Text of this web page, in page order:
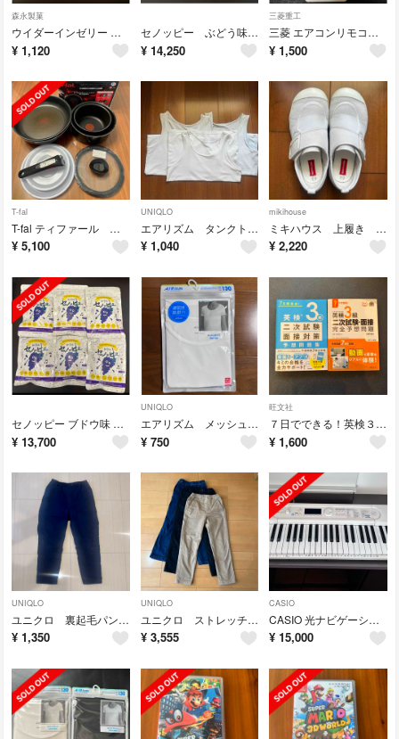
森永製菓
ウイダーインゼリー エネルギー マスカット味
¥ 1,120
セノッピー ぶどう味 6袋
¥ 14,250
三菱重工
三菱 エアコンリモコンRLA502A700W
¥ 1,500
T-fal
T-fal ティファール インジニオネオ 取っ手 鍋 蓋
¥ 5,100
UNIQLO
エアリズム タンクトップ 120 3着セット
¥ 1,040
mikihouse
ミキハウス 上履き 21cm
¥ 2,220
セノッピー ブドウ味 6袋
¥ 13,700
UNIQLO
エアリズム メッシュ Uネック 半袖
¥ 750
旺文社
７日でできる！英検３級二次試験・面接完全予想問題
¥ 1,600
UNIQLO
ユニクロ 裏起毛パンツ 130 ネイビー
¥ 1,350
UNIQLO
ユニクロ ストレッチウォームイージーパンツ 140 暖パン
¥ 3,555
CASIO
CASIO 光ナビゲーションキーボード LK-520
¥ 15,000